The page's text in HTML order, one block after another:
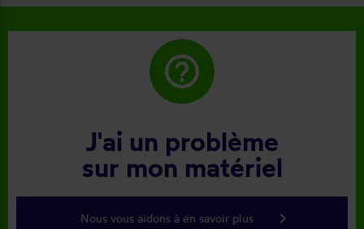
help_outline
J'ai un problème
sur mon matériel
Nous vous aidons à en savoir plus keyboard_arrow_right